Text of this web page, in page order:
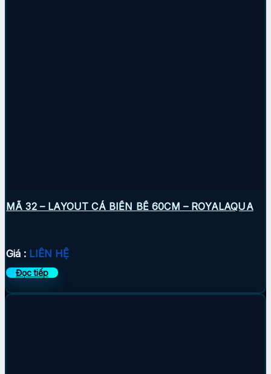
MÃ 32 – LAYOUT CÁ BIỂN BỂ 60CM – ROYALAQUA
Giá : LIÊN HỆ
Đọc tiếp